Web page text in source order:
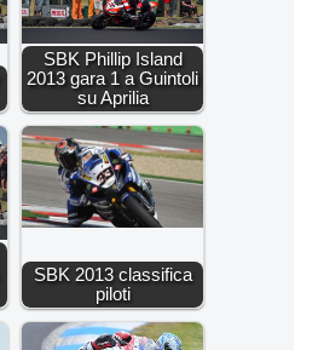
SBK Phillip Island
2013 gara 1 a Guintoli
su Aprilia
SBK 2013 classifica
piloti